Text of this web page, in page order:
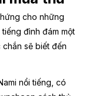
cho những
tiếng đình đám một
sẽ biết đến
nổi tiếng, có